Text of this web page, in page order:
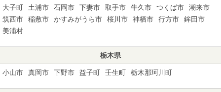
大子町
土浦市 石岡市 下妻市 取手市 牛久市 つくば市
潮来市
筑西市
稲敷市 かすみがうら市 桜川市 神栖市 行方市
鉾田市
美浦村
栃木県
小山市 真岡市 下野市 益子町 壬生町 栃木那珂川町